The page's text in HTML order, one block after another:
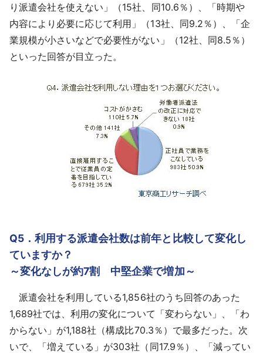
り派遣会社を使えない」（15社、同10.6％）、「時期や
内容により必要に応じて利用」（13社、同9.2％）、「企
業規模が小さいなどで必要性がない」（12社、同8.5％）
といった回答が目立った。
Q5．利用する派遣会社数は前年と比較して変化し
ていますか？
～変化なしが約7割 中堅企業で増加～
派遣会社を利用している1,856社のうち回答のあった
1,689社では、利用の変化について「変わらない」、「わ
からない」が1,188社（構成比70.3％）で最多だった。次
いで、「増えている」が303社（同17.9％）、「減ってい